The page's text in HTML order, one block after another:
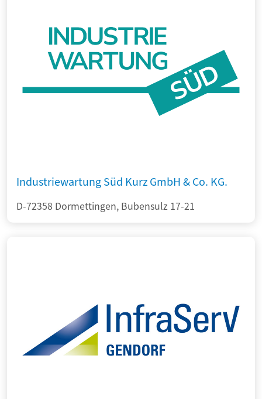
Industriewartung Süd Kurz GmbH & Co. KG.
D-72358 Dormettingen, Bubensulz 17-21